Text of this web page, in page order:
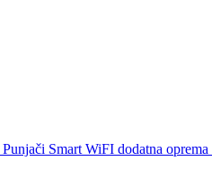
Punjači Smart WiFI dodatna oprema